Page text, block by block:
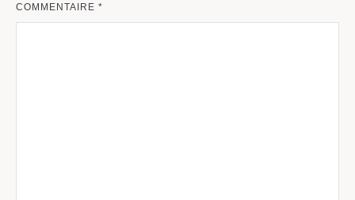
COMMENTAIRE *